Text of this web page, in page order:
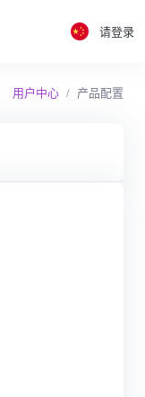
请登录
用户中心 产品配置